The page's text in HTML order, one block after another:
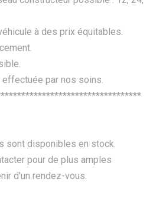
à des prix équitables.
par nos soins.
sont disponibles en stock.
pour de plus amples
d'un rendez-vous.